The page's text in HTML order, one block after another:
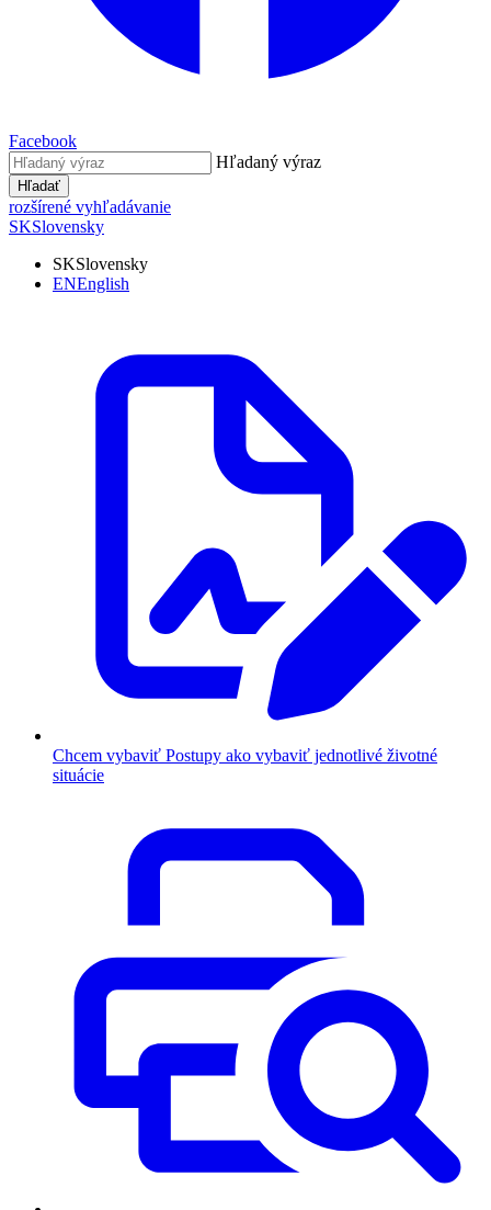
Facebook
Hľadaný výraz
Hľadať
rozšírené vyhľadávanie
SKSlovensky
SKSlovensky
ENEnglish
Chcem vybaviť Postupy ako vybaviť jednotlivé životné
situácie